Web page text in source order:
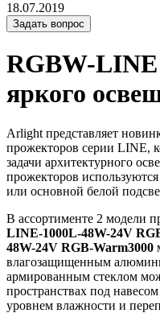
18.07.2019
Задать вопрос
RGBW-
яркого
Arlight представляет
прожекторов серии LINE,
задачи архитектурного
прожекторов
или основной белой
В ассортименте 2 модели
LINE-1000L-48W-24V
48W-24V RGB-Warm3000
влагозащищенным
армированным стеклом
пространствах под
уровнем влажности и